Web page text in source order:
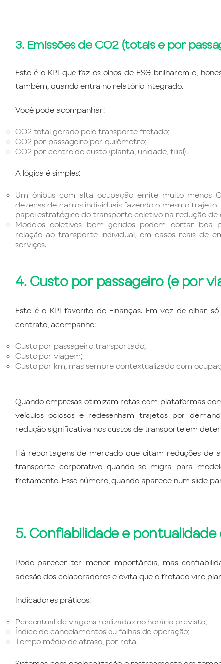
3. Emissões de CO2 (totais e por
Este é o KPI que faz os olhos de ESG brilharem e,
também, quando entra no relatório integrado.
Você pode acompanhar:
CO2 total gerado pelo transporte fretado;
CO2 por passageiro por quilômetro;
CO2 por centro de custo (planta, unidade, filial).
A lógica é simples:
Um ônibus com alta ocupação emite muito menos
dezenas de carros individuais fazendo o mesmo
papel estratégico do transporte coletivo na redução de
Modelos coletivos bem geridos podem cortar boa
relação ao transporte individual, em casos reais de
serviços.
4. Custo por passageiro (e por
Este é o KPI favorito de Finanças. Em vez de olhar
contrato, acompanhe:
Custo por passageiro transportado;
Custo por viagem;
Custo por km, mas sempre contextualizado com
Quando empresas otimizam rotas com plataformas
veículos ociosos e redesenham trajetos por
redução significativa nos custos de transporte em
Há reportagens de mercado que citam reduções de
transporte corporativo quando se migra para
fretamento. Esse número, quando aparece num slide
5. Confiabilidade e pontualidade
Pode parecer ter menor importância, mas
adesão dos colaboradores e evita que o fretado vire
Indicadores práticos:
Percentual de viagens realizadas no horário previsto;
Índice de cancelamentos ou falhas de operação;
Tempo médio de atraso, por rota.